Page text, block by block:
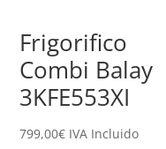
Frigorifico
Combi Balay
3KFE553XI
799,00€ IVA Incluido